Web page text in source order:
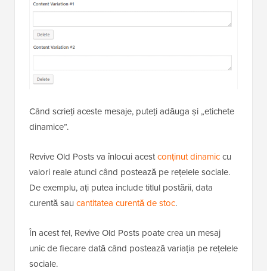
Când scrieți aceste mesaje, puteți adăuga și „etichete
dinamice”.
Revive Old Posts va înlocui acestconținut dinamiccu
valori reale atunci când postează pe rețelele sociale.
De exemplu, ați putea include titlul postării, data
curentă sau cantitatea curentă de stoc.
În acest fel, Revive Old Posts poate crea un mesaj
unic de fiecare dată când postează variația pe rețelele
sociale.